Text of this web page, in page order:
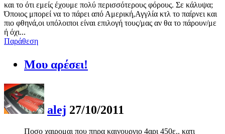
και το ότι εμείς έχουμε πολύ περισσότερους φόρους. Σε κάλυψα;
Όποιος μπορεί να το πάρει από Αμερική,Αγγλία κτλ το παίρνει και
πιο φθηνά,οι υπόλοιποι είναι επιλογή τους/μας αν θα το πάρουν/με
ή όχι...
Παράθεση
Μου αρέσει!
alej 27/10/2011
Ποσο χαιρομαι που πηρα καινουργιο 4αρι 450ε.. κατι